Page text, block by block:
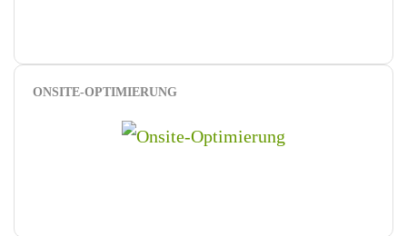
ONSITE-OPTIMIERUNG